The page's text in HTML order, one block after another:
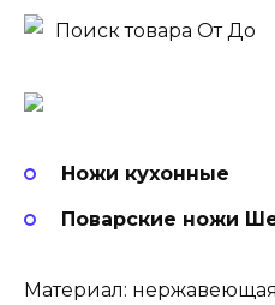
Поиск товара От До
Ножи кухонные
Поварские ножи
Материал: